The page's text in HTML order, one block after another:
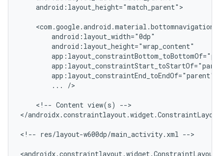
android:layout_height="match_parent">
...
/>
<!-- Content view(s)
-->
</
<!-- res/layout-w600dp/main_activity.xml -->